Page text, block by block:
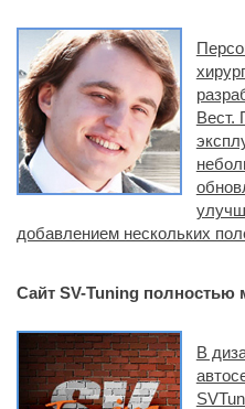
Вест.
добавлением нескольких
Сайт SV-Tuning полностью
В